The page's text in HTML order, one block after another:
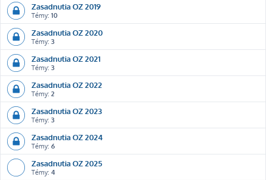
Zasadnutia OZ 2019
Témy: 10
Zasadnutia OZ 2020
Témy: 3
Zasadnutia OZ 2021
Témy: 3
Zasadnutia OZ 2022
Témy: 2
Zasadnutia OZ 2023
Témy: 3
Zasadnutia OZ 2024
Témy: 6
Zasadnutia OZ 2025
Témy: 4